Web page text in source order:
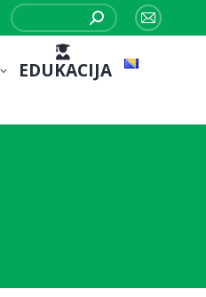
Search:
Mail
EDUKACIJA